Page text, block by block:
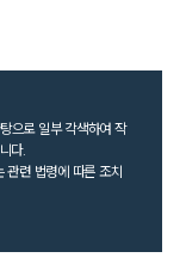
으로 일부 각색하여 작
다.
관련 법령에 따른 조치